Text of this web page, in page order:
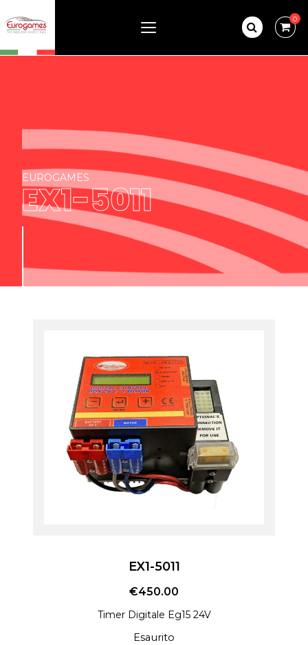
0
EUROGAMES
EX1-5011
EX1-5011
€450.00
Timer Digitale Eg15 24V
Esaurito